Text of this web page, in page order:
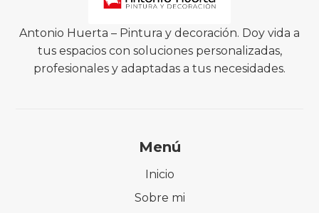
Antonio Huerta – Pintura y decoración. Doy vida a
tus espacios con soluciones personalizadas,
profesionales y adaptadas a tus necesidades.
Menú
Inicio
Sobre mi